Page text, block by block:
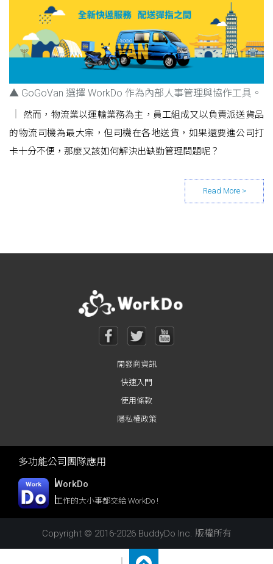
▲ GoGoVan 選擇 WorkDo 作為內部人事管理與協作工具。
然而，物流業以運輸業務為主，員工組成又以負責派送貨品
的物流司機為最大宗，但司機在各地送貨，如果還要進公司打
卡十分不便，那麼又該如何解決出缺勤管理問題呢？
Posts navigation
開發商資訊
快速入門
使用條款
隱私權政策
多功能公司團隊應用
WorkDo
工作的大小事都交給 WorkDo !
Copyright © 2016-2026 BuddyDo Inc. 版權所有